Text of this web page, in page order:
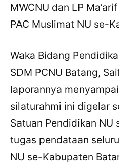
MWCNU dan LP
PAC Muslimat NU se-
Waka Bidang
SDM PCNU Batang,
laporannya
silaturahmi ini digelar
Satuan Pendidikan NU
tugas pendataan
NU se-Kabupaten